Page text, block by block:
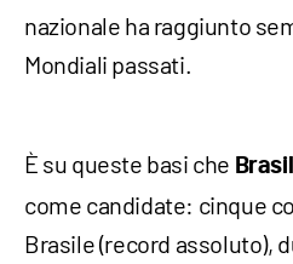
nazionale ha raggiunto
Mondiali passati.
È su queste basi che
come candidate: cinque
Brasile (record assoluto),